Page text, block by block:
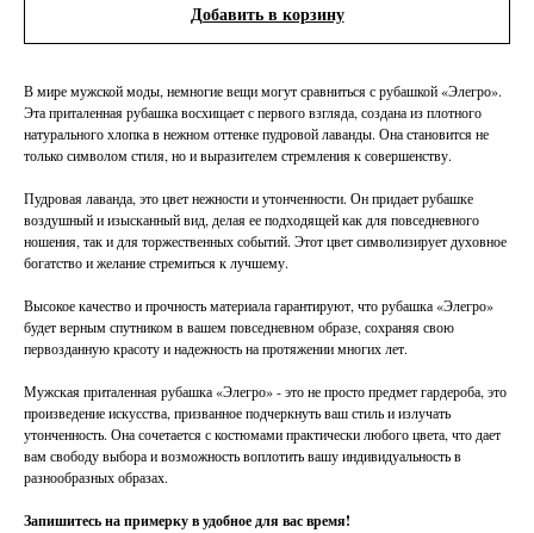
Добавить в корзину
В мире мужской моды, немногие вещи могут сравниться с рубашкой «Элегро».
Эта приталенная рубашка восхищает с первого взгляда, создана из плотного
натурального хлопка в нежном оттенке пудровой лаванды. Она становится не
только символом стиля, но и выразителем стремления к совершенству.
Пудровая лаванда, это цвет нежности и утонченности. Он придает рубашке
воздушный и изысканный вид, делая ее подходящей как для повседневного
ношения, так и для торжественных событий. Этот цвет символизирует духовное
богатство и желание стремиться к лучшему.
Высокое качество и прочность материала гарантируют, что рубашка «Элегро»
будет верным спутником в вашем повседневном образе, сохраняя свою
первозданную красоту и надежность на протяжении многих лет.
Мужская приталенная рубашка «Элегро» - это не просто предмет гардероба, это
произведение искусства, призванное подчеркнуть ваш стиль и излучать
утонченность. Она сочетается с костюмами практически любого цвета, что дает
вам свободу выбора и возможность воплотить вашу индивидуальность в
разнообразных образах.
Запишитесь на примерку в удобное для вас время!